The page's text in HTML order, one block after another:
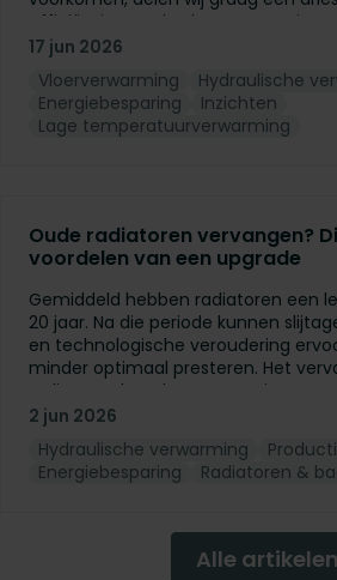
efficiëntie van de vloerverwarming
17 jun 2026
Vloerverwarming
Hydraulische
Energiebesparing
Inzichten
Lage temperatuurverwarming
Oude radiatoren vervangen?
voordelen van een upgrade
Gemiddeld hebben radiatoren een
20 jaar. Na die periode kunnen
en technologische veroudering
minder optimaal presteren. Het
radiatoren kan daarom een
zelfs wanneer u niet overstapt naar
een ander lage temperatuursysteem.
2 jun 2026
Hydraulische verwarming
Energiebesparing
Radiatoren &
Alle artikelen